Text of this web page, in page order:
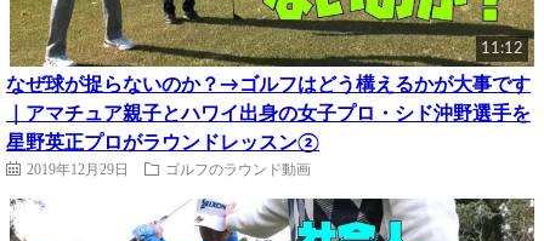
11:12
なぜ球が捉らないのか？→ゴルフはどう構えるかが大事です
｜アマチュア親子とハワイ出身の女子プロ・シド沖野選手を
星野英正プロがラウンドレッスン②
2019年12月29日 ゴルフのラウンド動画